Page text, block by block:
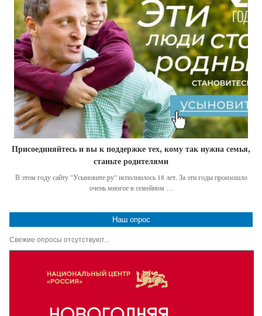
Присоединяйтесь и вы к поддержке тех, кому так нужна семья,
станьте родителями
В этом году сайту "Усыновите.ру" исполнилось 18 лет. За эти годы произошло
очень многое в семейном …
Наш опрос
Свежие опросы отсутствуют...